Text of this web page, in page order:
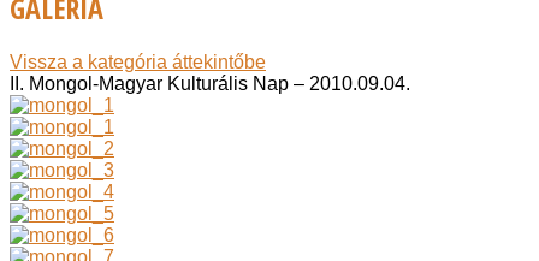
Vissza a kategória áttekintőbe
II. Mongol-Magyar Kulturális Nap – 2010.09.04.